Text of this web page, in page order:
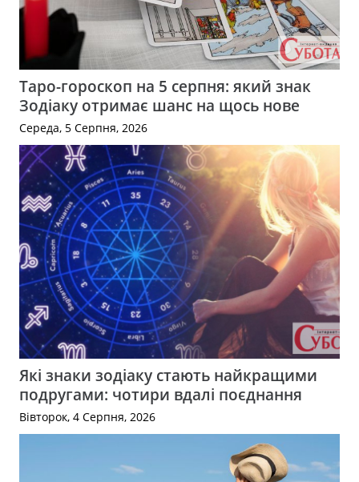
Таро-гороскоп на 5 серпня: який знак
Зодіаку отримає шанс на щось нове
Середа, 5 Серпня, 2026
Які знаки зодіаку стають найкращими
подругами: чотири вдалі поєднання
Вівторок, 4 Серпня, 2026